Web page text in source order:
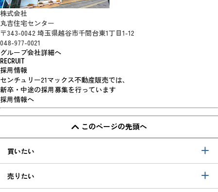
株式会社
丸吉住宅センター
〒343-0042 埼玉県越谷市千間台東1丁目1-12
048-977-0021
グループ会社詳細へ
RECRUIT
採用情報
センチュリー21マックス不動産販売では、
新卒・中途の採用募集を行っています
採用情報へ
このページの先頭へ
買いたい
売りたい